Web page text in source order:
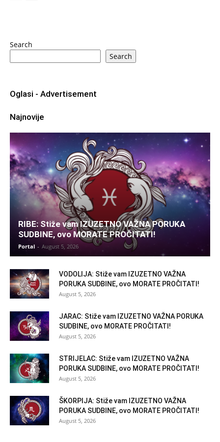
Search
Search
Oglasi - Advertisement
Najnovije
RIBE: Stiže vam IZUZETNO VAŽNA PORUKA
SUDBINE, ovo MORATE PROČITATI!
Portal - August 5, 2026
VODOLIJA: Stiže vam IZUZETNO VAŽNA
PORUKA SUDBINE, ovo MORATE PROČITATI!
August 5, 2026
JARAC: Stiže vam IZUZETNO VAŽNA PORUKA
SUDBINE, ovo MORATE PROČITATI!
August 5, 2026
STRIJELAC: Stiže vam IZUZETNO VAŽNA
PORUKA SUDBINE, ovo MORATE PROČITATI!
August 5, 2026
ŠKORPIJA: Stiže vam IZUZETNO VAŽNA
PORUKA SUDBINE, ovo MORATE PROČITATI!
August 5, 2026